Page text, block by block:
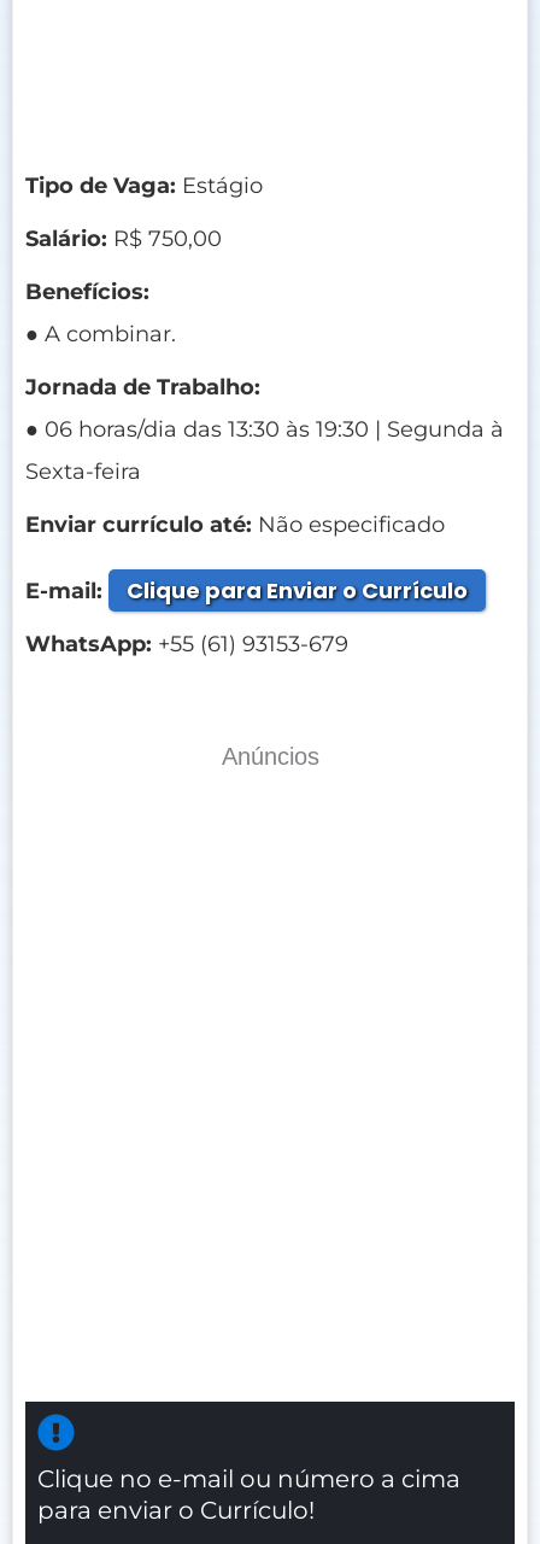
Tipo de Vaga: Estágio
Salário: R$ 750,00
Benefícios:
● A combinar.
Jornada de Trabalho:
● 06 horas/dia das 13:30 às 19:30 | Segunda à
Sexta-feira
Enviar currículo até: Não especificado
E-mail: Clique para Enviar o Currículo
WhatsApp: +55 (61) 93153-679
Anúncios
Clique no e-mail ou número a cima
para enviar o Currículo!